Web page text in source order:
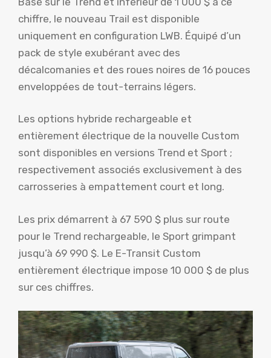
chiffre, le nouveau Trail est disponible
uniquement en configuration LWB. Équipé d’un
pack de style exubérant avec des
décalcomanies et des roues noires de 16 pouces
enveloppées de tout-terrains légers.
Les options hybride rechargeable et
entièrement électrique de la nouvelle Custom
sont disponibles en versions Trend et Sport ;
respectivement associés exclusivement à des
carrosseries à empattement court et long.
Les prix démarrent à 67 590 $ plus sur route
pour le Trend rechargeable, le Sport grimpant
jusqu’à 69 990 $. Le E-Transit Custom
entièrement électrique impose 10 000 $ de plus
sur ces chiffres.